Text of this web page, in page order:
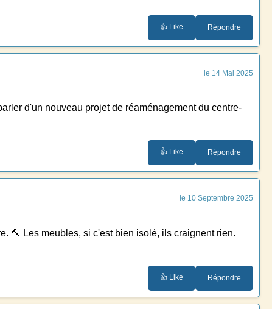
👍 Like Répondre
le 14 Mai 2025
d'un nouveau projet de réaménagement du centre-
👍 Like Répondre
le 10 Septembre 2025
🔨 Les meubles, si c'est bien isolé, ils craignent rien.
👍 Like Répondre